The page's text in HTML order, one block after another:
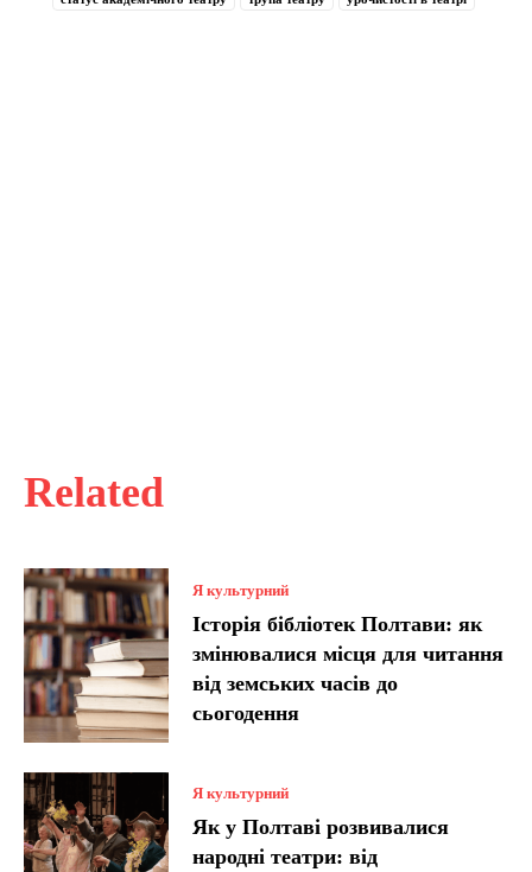
Related
Я культурний
Історія бібліотек Полтави: як
змінювалися місця для читання
від земських часів до
сьогодення
Я культурний
Як у Полтаві розвивалися
народні театри: від